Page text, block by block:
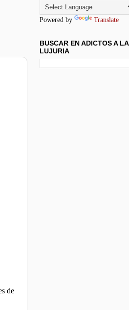
de
Powered by Translate
BUSCAR EN ADICTOS A LA
LUJURIA